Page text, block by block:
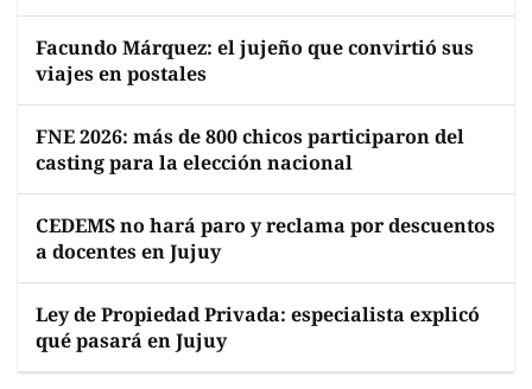
Facundo Márquez: el jujeño que convirtió sus
viajes en postales
FNE 2026: más de 800 chicos participaron del
casting para la elección nacional
CEDEMS no hará paro y reclama por descuentos
a docentes en Jujuy
Ley de Propiedad Privada: especialista explicó
qué pasará en Jujuy